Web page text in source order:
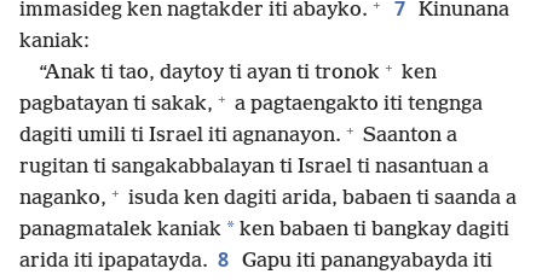
immasideg ken nagtakder iti abayko. + 7 Kinunana
kaniak:
“Anak ti tao, daytoy ti ayan ti tronok + ken
pagbatayan ti sakak, + a pagtaengakto iti tengnga
dagiti umili ti Israel iti agnanayon. + Saanton a
rugitan ti sangakabbalayan ti Israel ti nasantuan a
naganko, + isuda ken dagiti arida, babaen ti saanda a
panagmatalek kaniak * ken babaen ti bangkay dagiti
arida iti ipapatayda. 8 Gapu iti panangyabayda iti